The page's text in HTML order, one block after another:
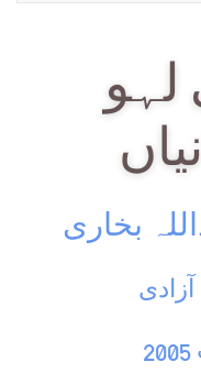
لہو
بخاری